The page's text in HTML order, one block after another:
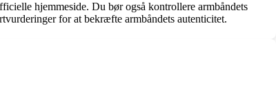
hjemmeside. Du bør også kontrollere armbåndets
for at bekræfte armbåndets autenticitet.